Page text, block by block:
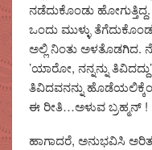
ನಡೆದುಕೊಂಡು
ಒಂದು ಮುಳ್ಳು
ಅಲ್ಲಿ ನಿಂತು
’ಯಾರೋ, ನನ್ನನ್ನು
ತಿವಿದವನನ್ನು
ಈ ರೀತಿ…ಅಳುವ ಬ್ರಹ್ಮನ್ !
ಹಾಗಾದರೆ, ಅನುಭವಿಸಿ